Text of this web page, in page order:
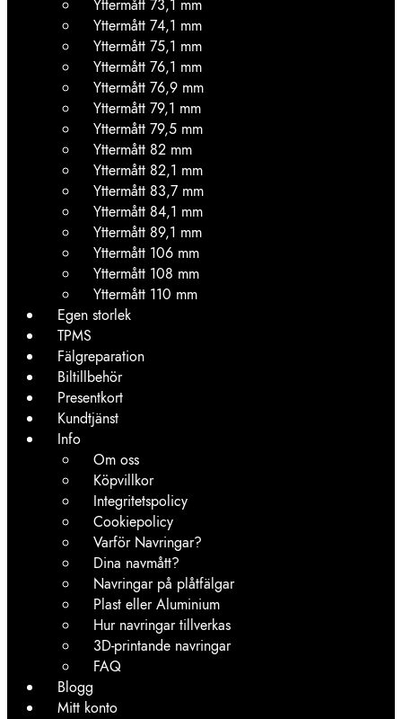
Yttermått 73,1 mm
Yttermått 74,1 mm
Yttermått 75,1 mm
Yttermått 76,1 mm
Yttermått 76,9 mm
Yttermått 79,1 mm
Yttermått 79,5 mm
Yttermått 82 mm
Yttermått 82,1 mm
Yttermått 83,7 mm
Yttermått 84,1 mm
Yttermått 89,1 mm
Yttermått 106 mm
Yttermått 108 mm
Yttermått 110 mm
Egen storlek
TPMS
Fälgreparation
Biltillbehör
Presentkort
Kundtjänst
Info
Om oss
Köpvillkor
Integritetspolicy
Cookiepolicy
Varför Navringar?
Dina navmått?
Navringar på plåtfälgar
Plast eller Aluminium
Hur navringar tillverkas
3D-printande navringar
FAQ
Blogg
Mitt konto